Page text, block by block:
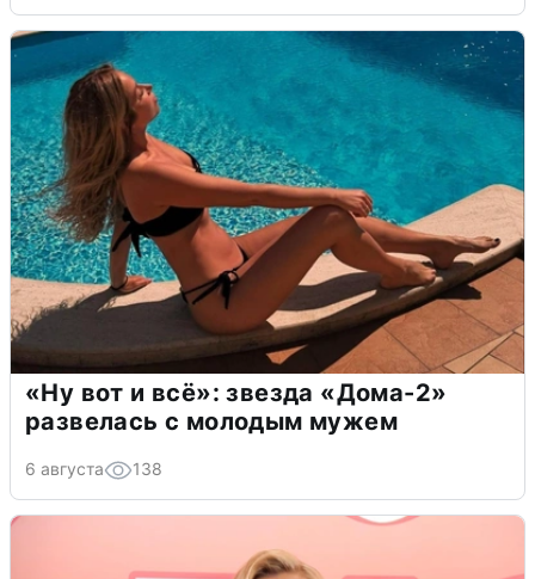
«Ну вот и всё»: звезда «Дома-2»
развелась с молодым мужем
6 августа 138